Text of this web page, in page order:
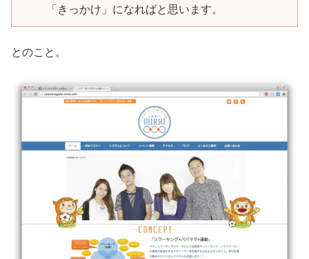
「きっかけ」になればと思います。
とのこと。